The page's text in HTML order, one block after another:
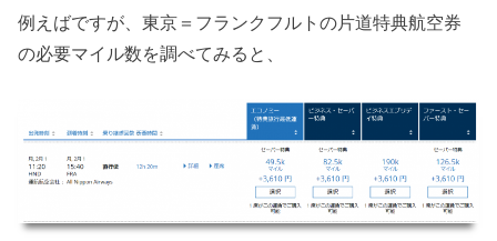
例えばですが、東京＝フランクフルトの片道特典航空券
の必要マイル数を調べてみると、